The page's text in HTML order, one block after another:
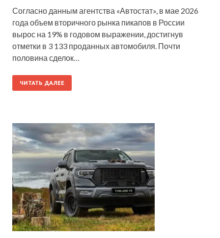
Согласно данным агентства «Автостат», в мае 2026
года объем вторичного рынка пикапов в России
вырос на 19% в годовом выражении, достигнув
отметки в 3 133 проданных автомобиля. Почти
половина сделок…
ЧИТАТЬ ДАЛЕЕ